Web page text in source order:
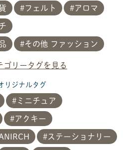
フェルト アロマ
その他 ファッション
ゴリータグを見る
リジナルタグ
ミニチュア
アクキー
ステーショナリー